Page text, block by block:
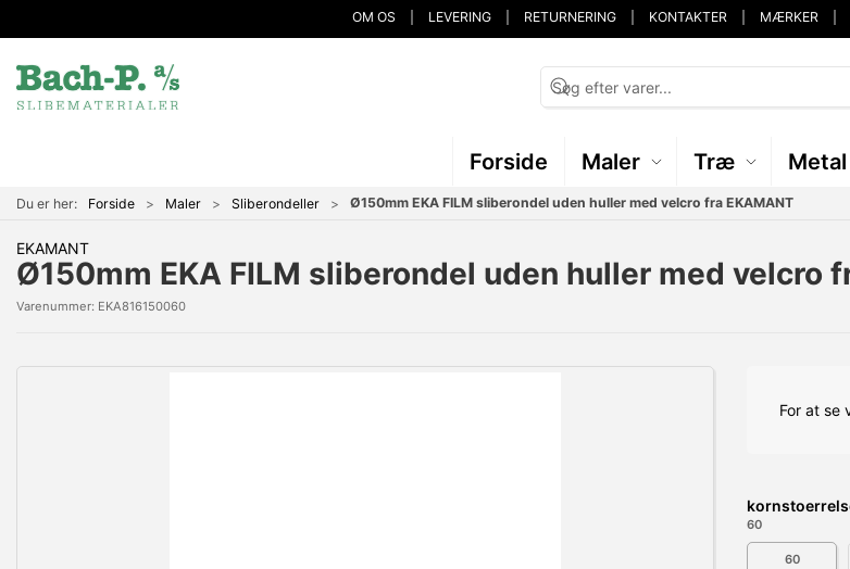
OM OS LEVERING RETURNERING KONTAKTER MÆRKER
Forside Maler Træ Metal
Du er her: Forside Maler Sliberondeller Ø150mm EKA FILM sliberondel uden huller med velcro fra EKAMANT
EKAMANT
Ø150mm EKA FILM sliberondel uden huller med velcro
Varenummer: EKA816150060
For at se
60
60